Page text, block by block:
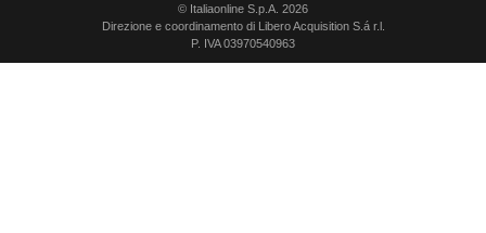
© Italiaonline S.p.A. 2026
Direzione e coordinamento di Libero Acquisition S.á r.l.
P. IVA 03970540963